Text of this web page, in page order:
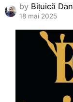
by Bițuică Dan
18 mai 2025